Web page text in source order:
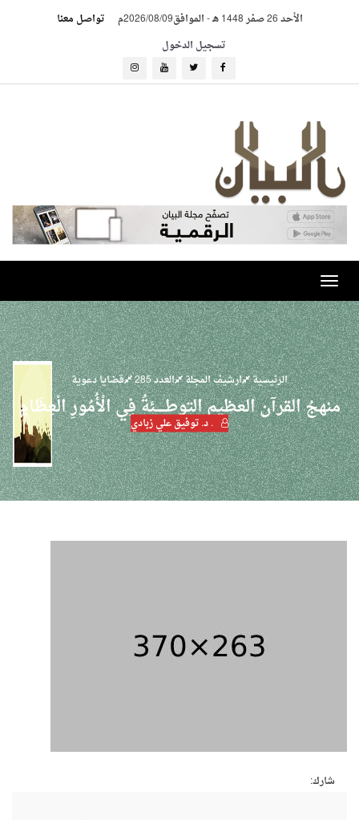
الأحد 26 صفر 1448 هـ -الموافق2026/08/09م
تواصل معنا
تسجيل الدخول
Toggle
navigation
الرئيسية ارشيف المجلة العدد 285 قضايا دعوية
منهجُ القرآن العظيم التوطــــــئةُ فِي الْأُمُورِ الْعِظَامِ
. د. توفيق علي زبادي
شارك: